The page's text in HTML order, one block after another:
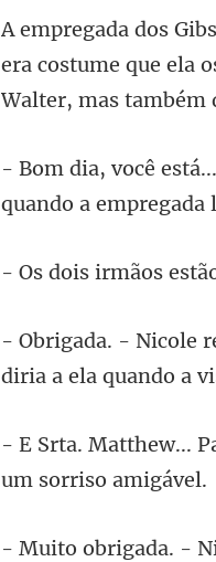
era costume que ela
quando a empre
s